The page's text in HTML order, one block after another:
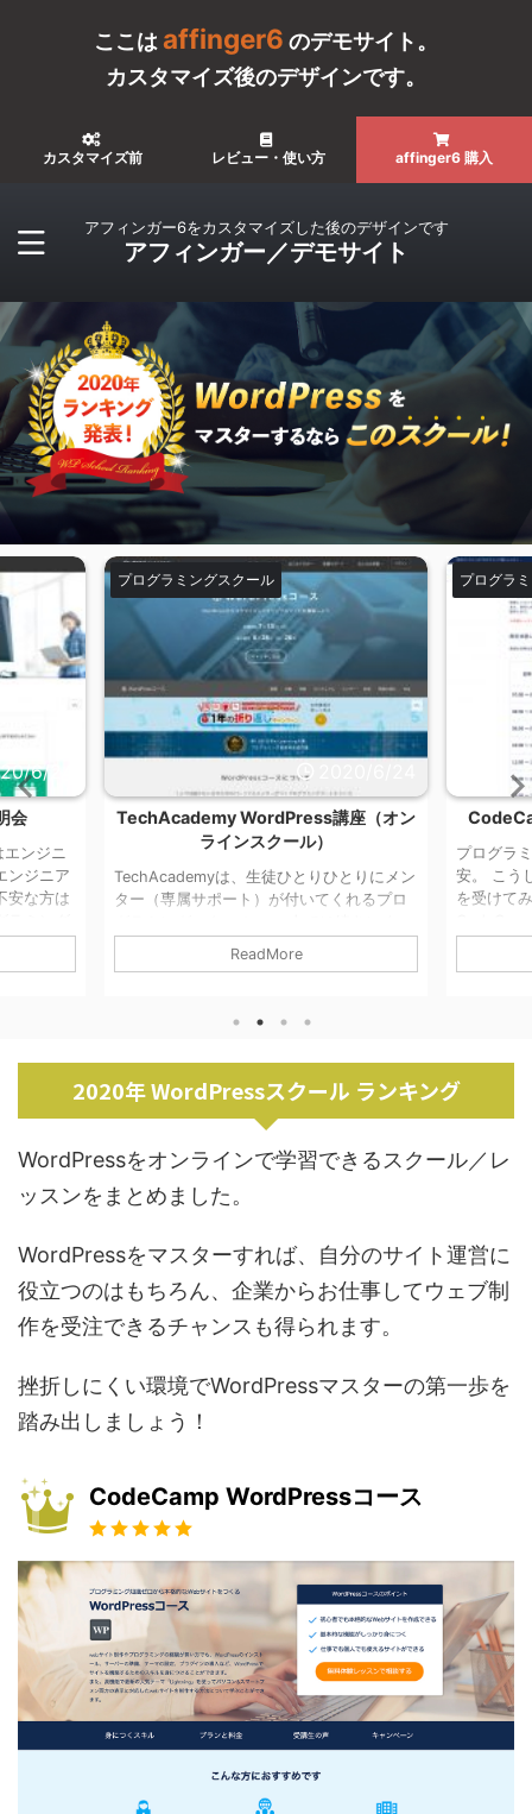
ここは affinger6 のデモサイト。
カスタマイズ後のデザインです。
affinger6 購入
レビュー・使い方
カスタマイズ前
アフィンガー6をカスタマイズした後のデザインです
アフィンガー／デモサイト
2020/6/24
WordPress講座（オン
は、生徒ひとりひとりにメン
サポート）が付いてくれるプロ
プログラミングスクール
CodeCamp 無料プログラミン
プログラミングが自分に合っている
安。 こうした人はぜひ無料の体験
を受けてみましょう。 体験レッス
2020年 WordPressスクール ランキング
WordPressをオンラインで学習できるスクール／レ
ッスンをまとめました。
WordPressをマスターすれば、自分のサイト運営に
役立つのはもちろん、企業からお仕事してウェブ制
作を受注できるチャンスも得られます。
挫折しにくい環境でWordPressマスターの第一歩を
踏み出しましょう！
CodeCamp WordPressコース